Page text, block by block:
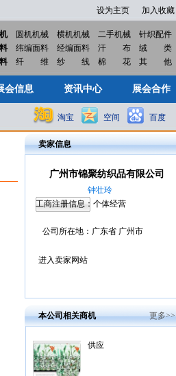
设为主页 加入收藏
圆机机械 横机机械 二手机械
针织配件
纬编面料 经编面料 汗 布 绒
类
纤 维 纱 线 棉 花 其 他
会信息
会信息
资讯中心
资讯中心
展会合作
展会合作
淘宝 空间 百度
卖家信息
广州市锦聚纺织品有限公司
钟壮玲
工商注册信息： 个体经营
公司所在地： 广东省 广州市
进入卖家网站
本公司相关商机 更多>>
供应